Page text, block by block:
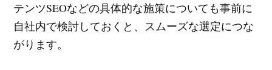
テンツSEOなどの具体的な施策についても事前に
自社内で検討しておくと、スムーズな選定につな
がります。